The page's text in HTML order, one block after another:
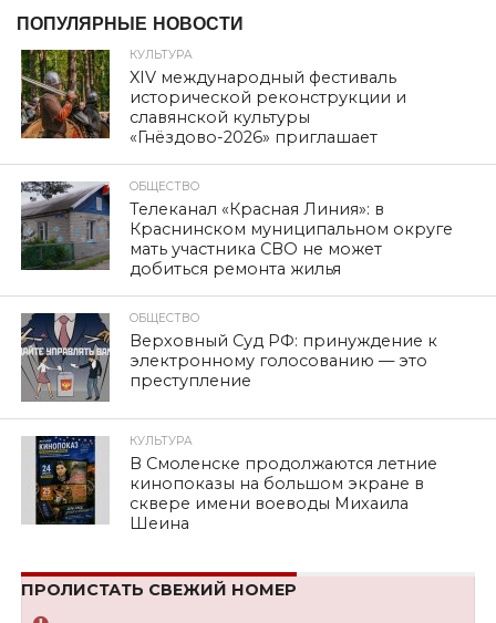
ПОПУЛЯРНЫЕ НОВОСТИ
КУЛЬТУРА
XIV международный фестиваль
исторической реконструкции и
славянской культуры
«Гнёздово-2026» приглашает
ОБЩЕСТВО
Телеканал «Красная Линия»: в
Краснинском муниципальном округе
мать участника СВО не может
добиться ремонта жилья
ОБЩЕСТВО
Верховный Суд РФ: принуждение к
электронному голосованию — это
преступление
КУЛЬТУРА
В Смоленске продолжаются летние
кинопоказы на большом экране в
сквере имени воеводы Михаила
Шеина
ПРОЛИСТАТЬ СВЕЖИЙ НОМЕР